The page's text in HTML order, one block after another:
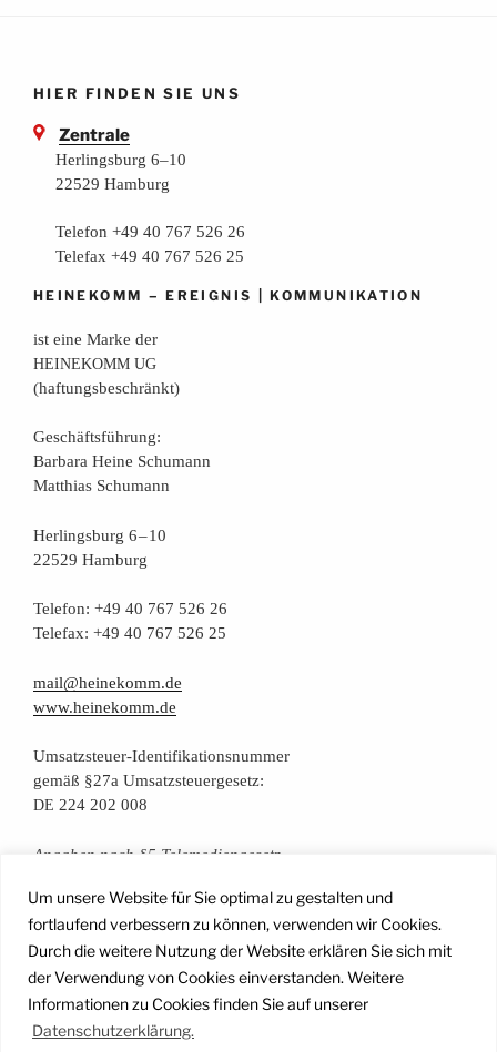
Um unsere Website für Sie optimal zu gestalten und
fortlaufend verbessern zu können, verwenden wir Cookies.
Durch die weitere Nutzung der Website erklären Sie sich mit
der Verwendung von Cookies einverstanden. Weitere
Informationen zu Cookies finden Sie auf unserer
Datenschutzerklärung.
HIER FINDEN SIE UNS
Zentrale
Herlingsburg 6–10
22529 Hamburg
Telefon +49 40 767 526 26
Telefax +49 40 767 526 25
HEINEKOMM –EREIGNIS |KOMMUNIKATION
ist eine Mar­ke der
HEINEKOMM UG
(haf­tungs­be­schränkt)
Geschäfts­füh­rung:
Bar­ba­ra Hei­ne Schumann
Mat­thi­as Schumann
Her­lings­burg 6 – 10
22529 Hamburg
Tele­fon: +49 40 767 526 26
Tele­fax: +49 40 767 526 25
mail@heinekomm.de
www.heinekomm.de
Umsatz­steu­er-Iden­ti­fi­ka­ti­ons­num­mer
gemäß §27a Umsatzsteuergesetz:
DE 224 202 008
Anga­ben nach §5 Telemediengesetz
Daten­schutz­er­klä­rung
FacebookInstagramYouTubeMail